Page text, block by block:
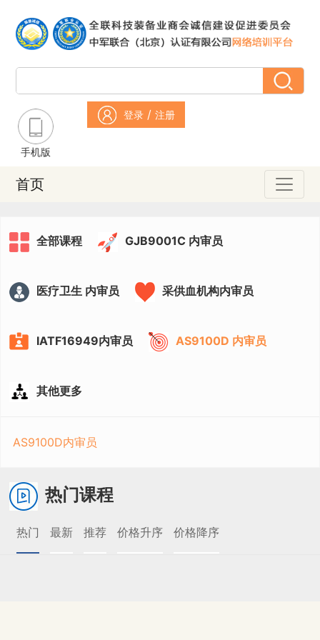
手机版
登录 / 注册
首页
全部课程 GJB9001C 内审员
医疗卫生 内审员 采供血机构内审员
IATF16949内审员 AS9100D 内审员
其他更多
AS9100D内审员
热门课程
热门 最新 推荐 价格升序 价格降序